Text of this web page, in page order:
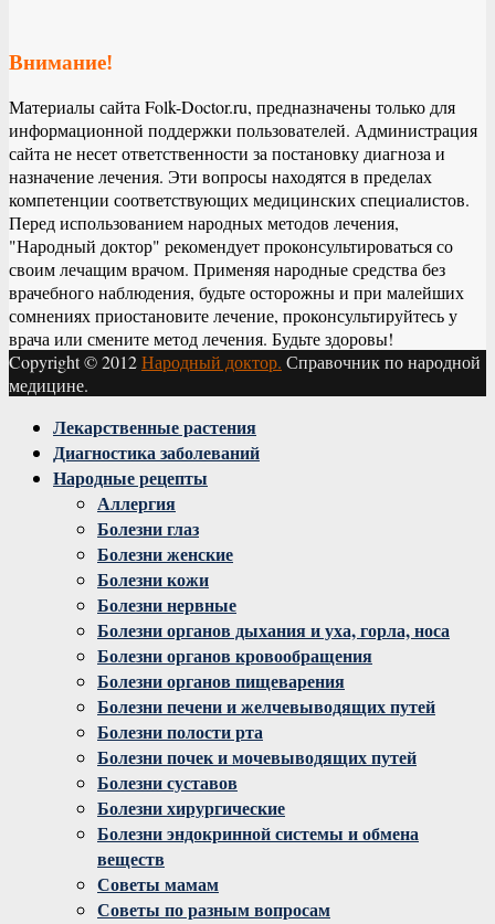
Внимание!
Материалы сайта Folk-Doctor.ru, предназначены только для
информационной поддержки пользователей. Администрация
сайта не несет ответственности за постановку диагноза и
назначение лечения. Эти вопросы находятся в пределах
компетенции соответствующих медицинских специалистов.
Перед использованием народных методов лечения,
"Народный доктор" рекомендует проконсультироваться со
своим лечащим врачом. Применяя народные средства без
врачебного наблюдения, будьте осторожны и при малейших
сомнениях приостановите лечение, проконсультируйтесь у
врача или смените метод лечения. Будьте здоровы!
Copyright © 2012Народный доктор. Справочник по народной
медицине.
Facebook
Twitter
Instagram
YoutubeЛекарственные растения
Диагностика заболеваний
Народные рецепты
Аллергия
Болезни глаз
Болезни женские
Болезни кожи
Болезни нервные
Болезни органов дыхания и уха, горла, носа
Болезни органов кровообращения
Болезни органов пищеварения
Болезни печени и желчевыводящих путей
Болезни полости рта
Болезни почек и мочевыводящих путей
Болезни суставов
Болезни хирургические
Болезни эндокринной системы и обмена
веществ
Советы мамам
Советы по разным вопросам